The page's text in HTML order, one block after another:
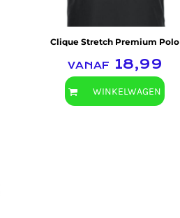
Clique Stretch Premium Polo
vanaf 18,99
WINKELWAGEN